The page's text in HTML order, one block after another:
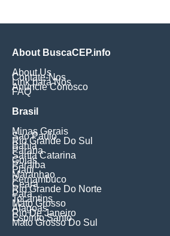
About BuscaCEP.info
About Us
Contate-Nos
Link para Nós
Anuncie Conosco
FAQ
Brasil
Minas Gerais
Sao Paulo
Rio Grande Do Sul
Bahia
Parana
Santa Catarina
Goias
Paraiba
Piaui
Maranhao
Pernambuco
Ceara
Rio Grande Do Norte
Para
Tocantins
Mato Grosso
Alagoas
Rio De Janeiro
Espirito Santo
Mato Grosso Do Sul